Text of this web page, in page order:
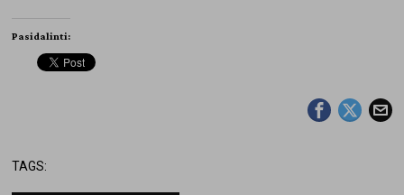
Pasidalinti:
TAGS: